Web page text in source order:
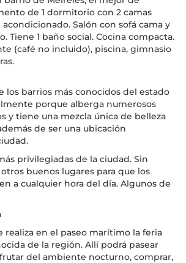
de 1 dormitorio con 2 camas
Salón con sofá cama y
Tiene 1 baño social. Cocina compacta.
(café no incluido), piscina, gimnasio
los barrios más conocidos del estado
porque alberga numerosos
y tiene una mezcla única de belleza
de ser una ubicación
privilegiadas de la ciudad. Sin
buenos lugares para que los
a cualquier hora del día. Algunos de
realiza en el paseo marítimo la feria
de la región. Allí podrá pasear
del ambiente nocturno, comprar,